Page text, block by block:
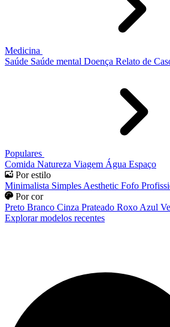
Medicina
Saúde Saúde mental Doença Relato de
Populares
Comida Natureza Viagem Água Espaço
Por estilo
Minimalista Simples Aesthetic Fofo
Por cor
Preto Branco Cinza Prateado Roxo Azul
Explorar modelos recentes